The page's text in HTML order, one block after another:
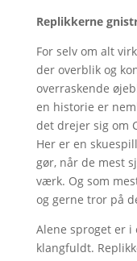
Replikkerne
For selv om alt
der overblik og
overraskende
en historie er
det drejer sig om
Her er en
gør, når de mest
værk. Og som
og gerne tror på
Alene sproget er i
klangfuldt.